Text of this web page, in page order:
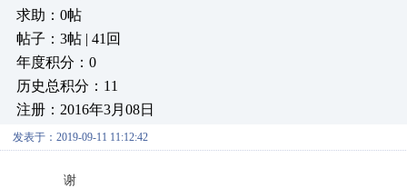
求助：0帖
帖子：3帖 | 41回
年度积分：0
历史总积分：11
注册：2016年3月08日
发表于：2019-09-11 11:12:42
谢